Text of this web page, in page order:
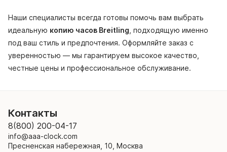
Наши специалисты всегда готовы помочь вам выбрать
идеальную копию часов Breitling , подходящую именно
под ваш стиль и предпочтения. Оформляйте заказ с
уверенностью — мы гарантируем высокое качество,
честные цены и профессиональное обслуживание.
Контакты
8(800) 200-04-17
info@aaa-clock.com
Пресненская набережная, 10, Москва